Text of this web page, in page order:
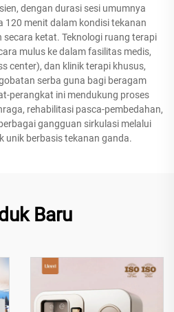
dengan durasi sesi umumnya
120 menit dalam kondisi tekanan
ketat. Teknologi ruang terapi
mulus ke dalam fasilitas medis,
center), dan klinik terapi khusus,
serba guna bagi beragam
perangkat ini mendukung proses
rehabilitasi pasca-pembedahan,
gangguan sirkulasi melalui
unik berbasis tekanan ganda.
Baru